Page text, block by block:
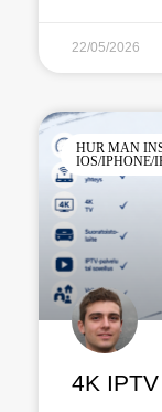
22/05/2026
HUR MAN
IOS/IPHONE/
4K